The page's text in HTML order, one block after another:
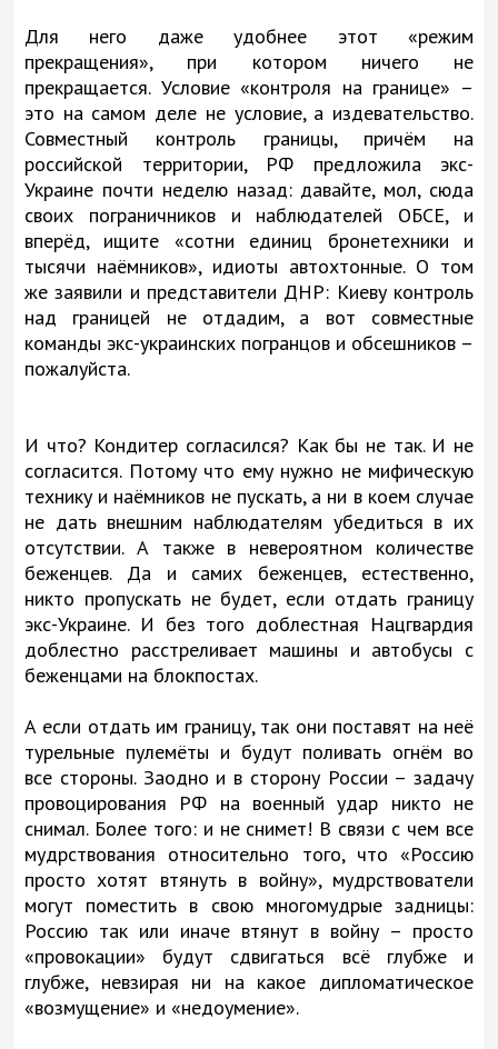
Для него даже удобнее этот «режим
прекращения», при котором ничего не
прекращается. Условие «контроля на границе» –
это на самом деле не условие, а издевательство.
Совместный контроль границы, причём на
российской территории, РФ предложила экс-
Украине почти неделю назад: давайте, мол, сюда
своих пограничников и наблюдателей ОБСЕ, и
вперёд, ищите «сотни единиц бронетехники и
тысячи наёмников», идиоты автохтонные. О том
же заявили и представители ДНР: Киеву контроль
над границей не отдадим, а вот совместные
команды экс-украинских погранцов и обсешников –
пожалуйста.
И что? Кондитер согласился? Как бы не так. И не
согласится. Потому что ему нужно не мифическую
технику и наёмников не пускать, а ни в коем случае
не дать внешним наблюдателям убедиться в их
отсутствии. А также в невероятном количестве
беженцев. Да и самих беженцев, естественно,
никто пропускать не будет, если отдать границу
экс-Украине. И без того доблестная Нацгвардия
доблестно расстреливает машины и автобусы с
беженцами на блокпостах.
А если отдать им границу, так они поставят на неё
турельные пулемёты и будут поливать огнём во
все стороны. Заодно и в сторону России – задачу
провоцирования РФ на военный удар никто не
снимал. Более того: и не снимет! В связи с чем все
мудрствования относительно того, что «Россию
просто хотят втянуть в войну», мудрствователи
могут поместить в свою многомудрые задницы:
Россию так или иначе втянут в войну – просто
«провокации» будут сдвигаться всё глубже и
глубже, невзирая ни на какое дипломатическое
«возмущение» и «недоумение».